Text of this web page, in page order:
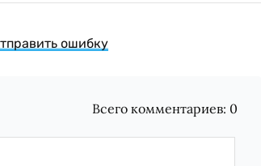
ошибку
Всего комментариев: 0